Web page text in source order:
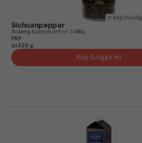
11.4 kg CO₂e/kg
Sichuanpeppar
Risberg Kolonial Art.nr. 114866
FRP
6x320 g
Köp (Logga in)